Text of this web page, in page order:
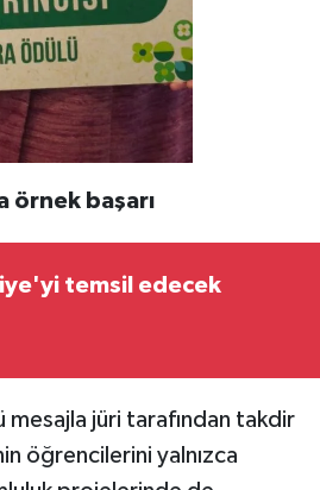
örnek başarı
temsil edecek
mesajla jüri tarafından takdir
öğrencilerini yalnızca